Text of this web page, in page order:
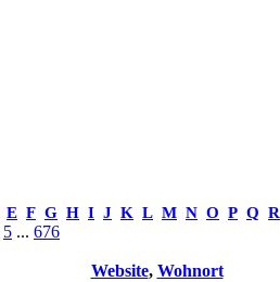
E F G H I J K L M N O P Q R
5 ... 676
Website, Wohnort